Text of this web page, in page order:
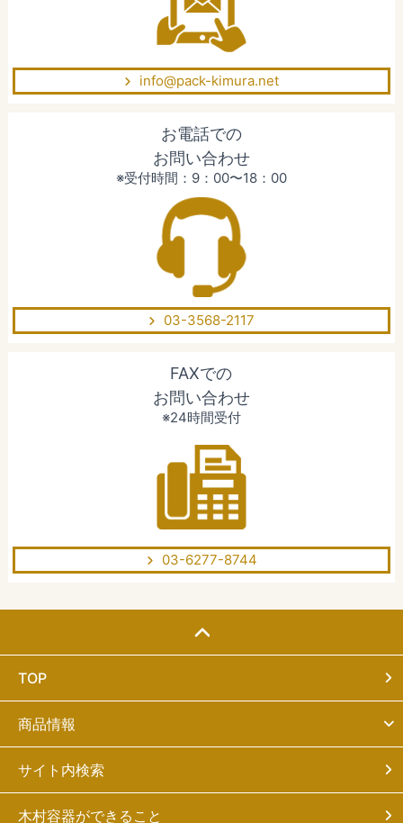
info@pack-kimura.net
お電話での
お問い合わせ
※受付時間：9：00〜18：00
03-3568-2117
FAXでの
お問い合わせ
※24時間受付
03-6277-8744
TOP
商品情報
サイト内検索
木村容器ができること